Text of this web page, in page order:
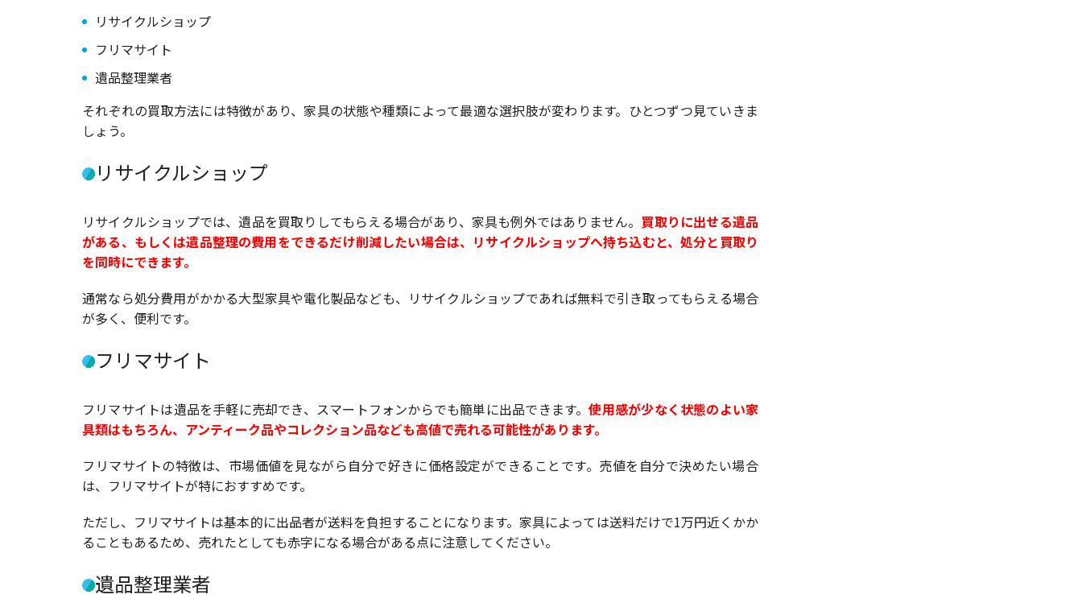
リサイクルショップ
フリマサイト
遺品整理業者
それぞれの買取方法には特徴があり、家具の状態や種類によって最適な選択肢が変わります。ひとつずつ見ていきま
しょう。
リサイクルショップ
リサイクルショップでは、遺品を買取りしてもらえる場合があり、家具も例外ではありません。 買取りに出せる遺品
がある、もしくは遺品整理の費用をできるだけ削減したい場合は、リサイクルショップへ持ち込むと、処分と買取り
を同時にできます。
通常なら処分費用がかかる大型家具や電化製品なども、リサイクルショップであれば無料で引き取ってもらえる場合
が多く、便利です。
フリマサイト
フリマサイトは遺品を手軽に売却でき、スマートフォンからでも簡単に出品できます。使用感が少なく状態のよい家
具類はもちろん、アンティーク品やコレクション品なども高値で売れる可能性があります。
フリマサイトの特徴は、市場価値を見ながら自分で好きに価格設定ができることです。売値を自分で決めたい場合
は、フリマサイトが特におすすめです。
ただし、フリマサイトは基本的に出品者が送料を負担することになります。家具によっては送料だけで1万円近くかか
ることもあるため、売れたとしても赤字になる場合がある点に注意してください。
遺品整理業者